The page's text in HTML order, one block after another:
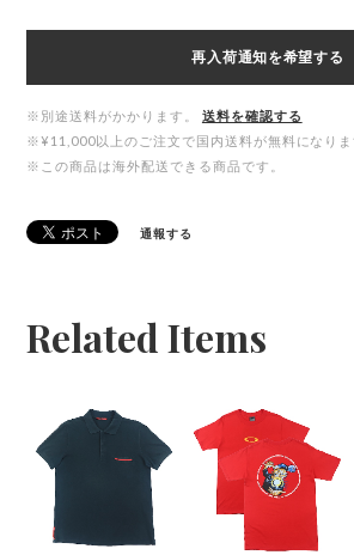
再入荷通知を希望する
※別途送料がかかります。
送料を確認する
※¥11,000以上のご注文で国内送料が無料になりま
※この商品は海外配送できる商品です。
通報する
Related Items